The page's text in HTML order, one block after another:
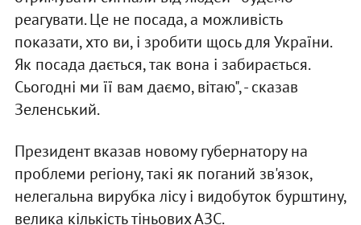
реагувати. Це не посада, а можливість
показати, хто ви, і зробити щось для України.
Як посада дається, так вона і забирається.
Сьогодні ми її вам даємо, вітаю", - сказав
Зеленський.
Президент вказав новому губернатору на
проблеми регіону, такі як поганий зв'язок,
нелегальна вирубка лісу і видобуток бурштину,
велика кількість тіньових АЗС.